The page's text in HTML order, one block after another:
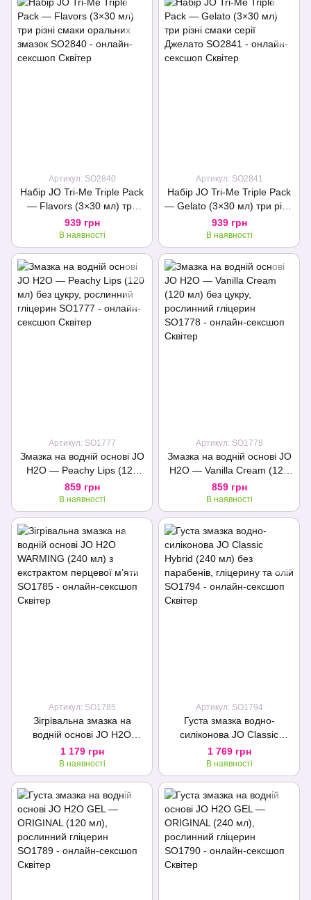
Артикул: SO2840
Набір JO Tri-Me Triple Pack
— Flavors (3×30 мл) три
різні смаки оральних змазок
939 грн
В наявності
Артикул: SO2841
Набір JO Tri-Me Triple Pack
— Gelato (3×30 мл) три різні
смаки серії Джелато
939 грн
В наявності
Артикул: SO1777
Змазка на водній основі JO
H2O — Peachy Lips (120
мл) без цукру, рослинний
гліцерин
859 грн
В наявності
Артикул: SO1778
Змазка на водній основі JO
H2O — Vanilla Cream (120
мл) без цукру, рослинний
гліцерин
859 грн
В наявності
Артикул: SO1785
Зігрівальна змазка на
водній основі JO H2O
WARMING (240 мл) з
екстрактом перцевої м’яти
1 179 грн
В наявності
Артикул: SO1794
Густа змазка водно-
силіконова JO Classic
Hybrid (240 мл) без
парабенів, гліцерину та олій
1 769 грн
В наявності